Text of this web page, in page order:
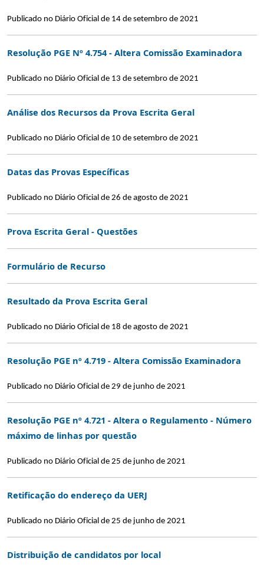
Publicado no Diário Oficial de 14 de setembro de 2021
Resolução PGE Nº 4.754 - Altera Comissão Examinadora
Publicado no Diário Oficial de 13 de setembro de 2021
Análise dos Recursos da Prova Escrita Geral
Publicado no Diário Oficial de 10 de setembro de 2021
Datas das Provas Específicas
Publicado no Diário Oficial de 26 de agosto de 2021
Prova Escrita Geral - Questões
Formulário de Recurso
Resultado da Prova Escrita Geral
Publicado no Diário Oficial de 18 de agosto de 2021
Resolução PGE nº 4.719 - Altera Comissão Examinadora
Publicado no Diário Oficial de 29 de junho de 2021
Resolução PGE nº 4.721 - Altera o Regulamento - Número
máximo de linhas por questão
Publicado no Diário Oficial de 25 de junho de 2021
Retificação do endereço da UERJ
Publicado no Diário Oficial de 25 de junho de 2021
Distribuição de candidatos por local